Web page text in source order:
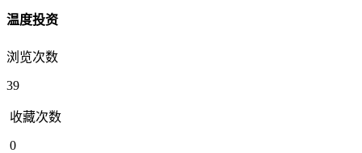
温度投资
浏览次数
39
收藏次数
0